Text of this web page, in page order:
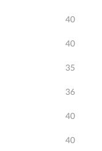
40
40
35
36
40
40